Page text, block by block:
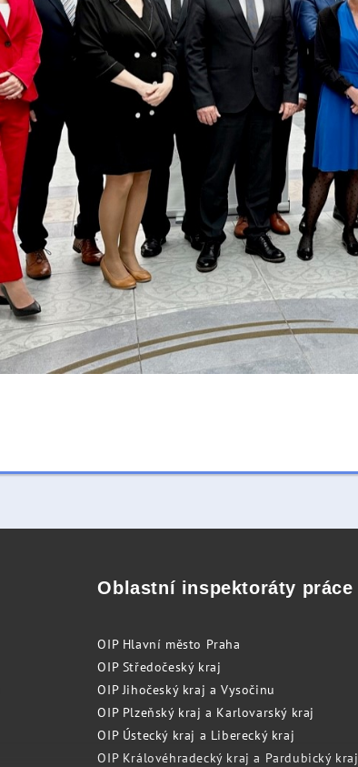
Oblastní inspektoráty práce
OIP Hlavní město Praha
OIP Středočeský kraj
OIP Jihočeský kraj a Vysočinu
OIP Plzeňský kraj a Karlovarský kraj
OIP Ústecký kraj a Liberecký kraj
OIP Královéhradecký kraj a Pardubický kraj